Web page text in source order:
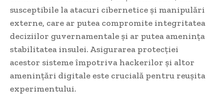
susceptibile la atacuri cibernetice și manipulări
externe, care ar putea compromite integritatea
deciziilor guvernamentale și ar putea amenința
stabilitatea insulei. Asigurarea protecției
acestor sisteme împotriva hackerilor și altor
amenințări digitale este crucială pentru reușita
experimentului.